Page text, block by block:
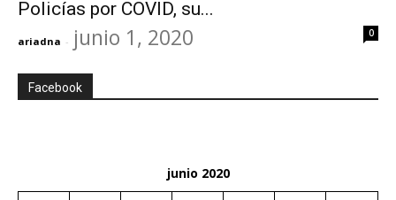
Policías por COVID, su...
ariadna - junio 1, 2020 0
Facebook
junio 2020